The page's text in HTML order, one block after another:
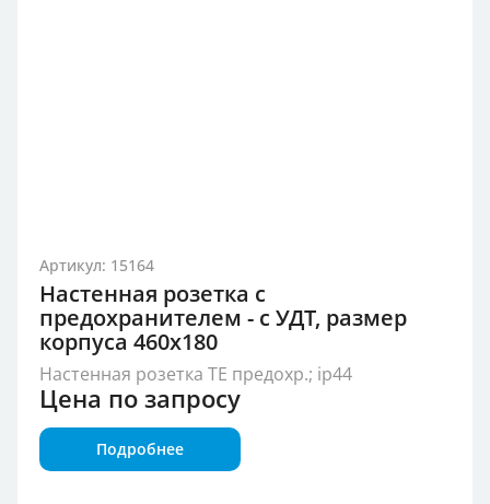
Артикул: 15164
Настенная розетка с
предохранителем - с УДТ, размер
корпуса 460x180
Настенная розетка TE предохр.; ip44
Цена по запросу
Подробнее